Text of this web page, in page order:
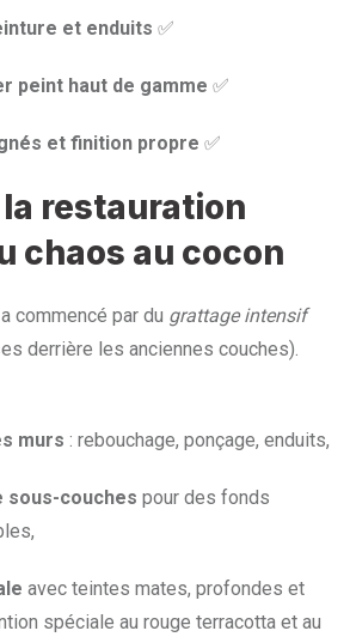
et enduits ✅
peint haut de gamme ✅
et finition propre ✅
la restauration
chaos au cocon
commencé par du grattage intensif
derrière les anciennes couches).
murs : rebouchage, ponçage, enduits,
sous-couches pour des fonds
avec teintes mates, profondes et
spéciale au rouge terracotta et au